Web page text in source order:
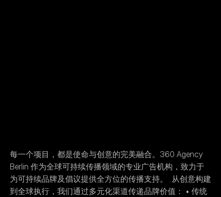
每一个项目，都是使命与创意的完美融合。360 Agency
Berlin 作为全球可持续传播领域的专业广告机构，致力于
为可持续品牌及倡议提供全方位的传播支持。  从创意构建
到全球执行，我们通过多元化渠道传递品牌价值： • 传统